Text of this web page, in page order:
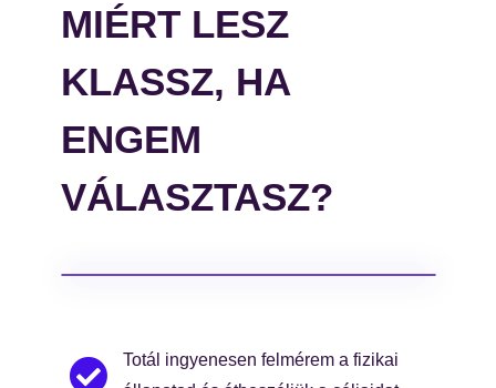
MIÉRT LESZ
KLASSZ, HA
ENGEM
VÁLASZTASZ?
Totál ingyenesen felmérem a fizikai